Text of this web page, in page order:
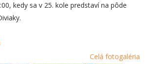
kedy sa v 25. kole predstaví na pôde
Celá fotogaléria